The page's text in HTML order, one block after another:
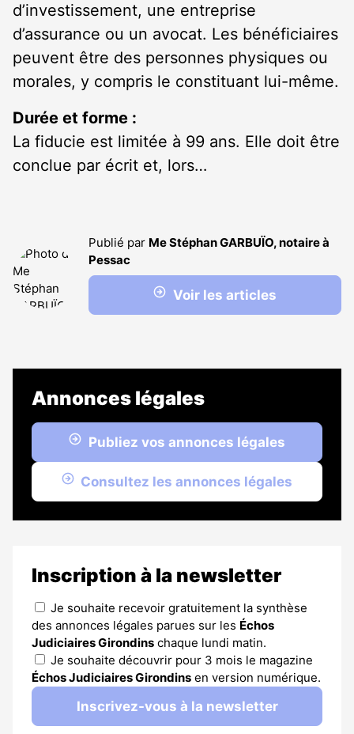
d’investissement, une entreprise
d’assurance ou un avocat. Les bénéficiaires
peuvent être des personnes physiques ou
morales, y compris le constituant lui-même.
Durée et forme :
La fiducie est limitée à 99 ans. Elle doit être
conclue par écrit et, lors…
Publié par Me Stéphan GARBUÏO, notaire à
Pessac
Voir les articles
Annonces légales
Publiez vos annonces légales
Consultez les annonces légales
Inscription à la newsletter
Je souhaite recevoir gratuitement la synthèse
des annonces légales parues sur les Échos
Judiciaires Girondins chaque lundi matin.
Je souhaite découvrir pour 3 mois le magazine
Échos Judiciaires Girondins en version numérique.
Inscrivez-vous à la newsletter